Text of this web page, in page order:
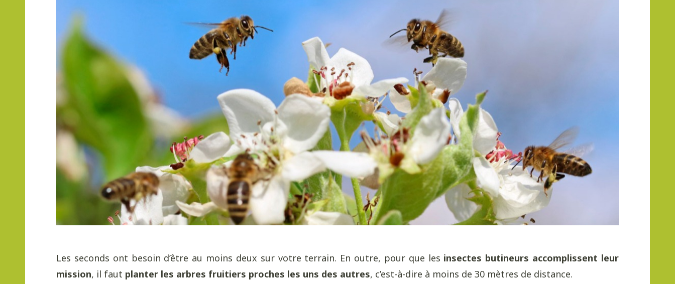
Les seconds ont besoin d’être au moins deux sur votre terrain. En outre, pour que les insectes butineurs accomplissent leur
mission, il faut planter les arbres fruitiers proches les uns des autres, c’est-à-dire à moins de 30 mètres de distance.